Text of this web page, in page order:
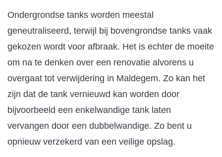
Ondergrondse tanks worden meestal
geneutraliseerd, terwijl bij bovengrondse tanks vaak
gekozen wordt voor afbraak. Het is echter de moeite
om na te denken over een renovatie alvorens u
overgaat tot verwijdering in Maldegem. Zo kan het
zijn dat de tank vernieuwd kan worden door
bijvoorbeeld een enkelwandige tank laten
vervangen door een dubbelwandige. Zo bent u
opnieuw verzekerd van een veilige opslag.